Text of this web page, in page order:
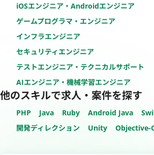
iOSエンジニア・Androidエンジニア
ゲームプログラマ・エンジニア
インフラエンジニア
セキュリティエンジニア
テストエンジニア・テクニカルサポート
AIエンジニア・機械学習エンジニア
他のスキルで求人・案件を探す
PHP Java Ruby Android Java
開発ディレクション
Unity Objective-